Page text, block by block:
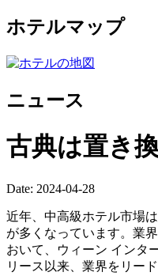
ホテルマップ
ニュース
古典は置き
Date: 2024-04-28
近年、中高級ホテル市場
が多くなっています。業
おいて、ウィーン インタ
リース以来、業界をリー